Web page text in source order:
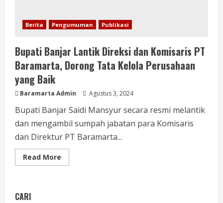
Berita Pengumuman Publikasi
Bupati Banjar Lantik Direksi dan Komisaris PT
Baramarta, Dorong Tata Kelola Perusahaan
yang Baik
Baramarta Admin Agustus 3, 2024
Bupati Banjar Saidi Mansyur secara resmi melantik
dan mengambil sumpah jabatan para Komisaris
dan Direktur PT Baramarta...
Read More
CARI